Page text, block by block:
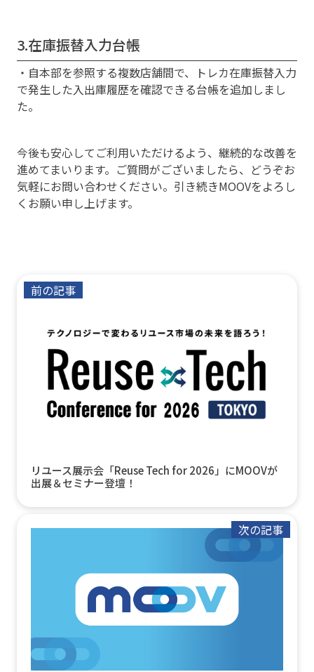
3.在庫振替入力台帳
・自本部を参照する複数店舗間で、トレカ在庫振替入力
で発生した入出庫履歴を確認できる台帳を追加しまし
た。
今後も安心してご利用いただけるよう、継続的な改善を
進めてまいります。ご質問がございましたら、どうぞお
気軽にお問い合わせください。引き続きMOOVをよろし
くお願い申し上げます。
リユース展示会「Reuse Tech for 2026」にMOOVが
出展＆セミナー登壇！
前の記事
次の記事